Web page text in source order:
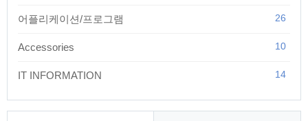
어플리케이션/프로그램 26
Accessories 10
IT INFORMATION 14